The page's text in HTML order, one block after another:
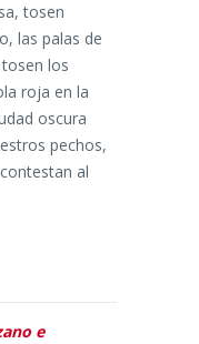
tosen
las palas de
los
roja en la
oscura
pechos,
al
e